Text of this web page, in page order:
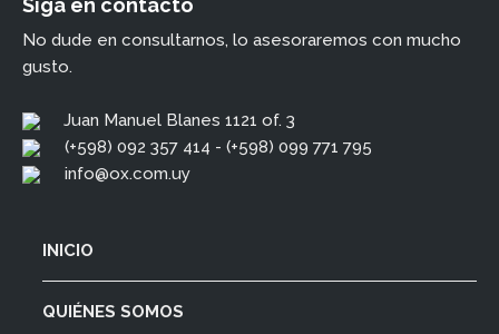
No dude en consultarnos, lo asesoraremos con mucho
gusto.
Juan Manuel Blanes 1121 of. 3
(+598) 092 357 414 - (+598) 099 771 795
info@ox.com.uy
INICIO
QUIÉNES SOMOS